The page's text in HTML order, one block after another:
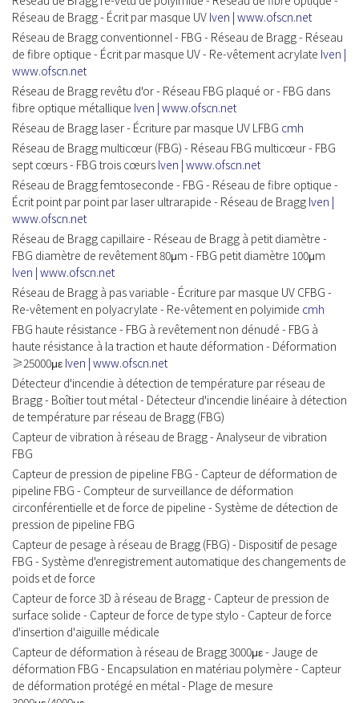
Réseau de Bragg - Écrit par masque UV Iven | www.ofscn.net
Réseau de Bragg conventionnel - FBG - Réseau de Bragg - Réseau
de fibre optique - Écrit par masque UV - Re-vêtement acrylate Iven |
www.ofscn.net
Réseau de Bragg revêtu d'or - Réseau FBG plaqué or - FBG dans
fibre optique métallique Iven | www.ofscn.net
Réseau de Bragg laser - Écriture par masque UV LFBG cmh
Réseau de Bragg multicœur (FBG) - Réseau FBG multicœur - FBG
sept cœurs - FBG trois cœurs Iven | www.ofscn.net
Réseau de Bragg femtoseconde - FBG - Réseau de fibre optique -
Écrit point par point par laser ultrarapide - Réseau de Bragg Iven |
www.ofscn.net
Réseau de Bragg capillaire - Réseau de Bragg à petit diamètre -
FBG diamètre de revêtement 80μm - FBG petit diamètre 100μm
Iven | www.ofscn.net
Réseau de Bragg à pas variable - Écriture par masque UV CFBG -
Re-vêtement en polyacrylate - Re-vêtement en polyimide cmh
FBG haute résistance - FBG à revêtement non dénudé - FBG à
haute résistance à la traction et haute déformation - Déformation
≥25000με Iven | www.ofscn.net
Détecteur d'incendie à détection de température par réseau de
Bragg - Boîtier tout métal - Détecteur d'incendie linéaire à détection
de température par réseau de Bragg (FBG)
Capteur de vibration à réseau de Bragg - Analyseur de vibration
FBG
Capteur de pression de pipeline FBG - Capteur de déformation de
pipeline FBG - Compteur de surveillance de déformation
circonférentielle et de force de pipeline - Système de détection de
pression de pipeline FBG
Capteur de pesage à réseau de Bragg (FBG) - Dispositif de pesage
FBG - Système d'enregistrement automatique des changements de
poids et de force
Capteur de force 3D à réseau de Bragg - Capteur de pression de
surface solide - Capteur de force de type stylo - Capteur de force
d'insertion d'aiguille médicale
Capteur de déformation à réseau de Bragg 3000με - Jauge de
déformation FBG - Encapsulation en matériau polymère - Capteur
de déformation protégé en métal - Plage de mesure